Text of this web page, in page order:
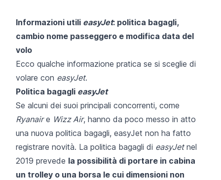
Informazioni utili easyJet: politica bagagli,
cambio nome passeggero e modifica data del
volo
Ecco qualche informazione pratica se si sceglie di
volare con easyJet.
Politica bagagli easyJet
Se alcuni dei suoi principali concorrenti, come
Ryanaire Wizz Air, hanno da poco messo in atto
una nuova politica bagagli, easyJet non ha fatto
registrare novità. La politica bagagli di easyJetnel
2019 prevede la possibilità di portare in cabina
un trolley o una borsa le cui dimensioni non